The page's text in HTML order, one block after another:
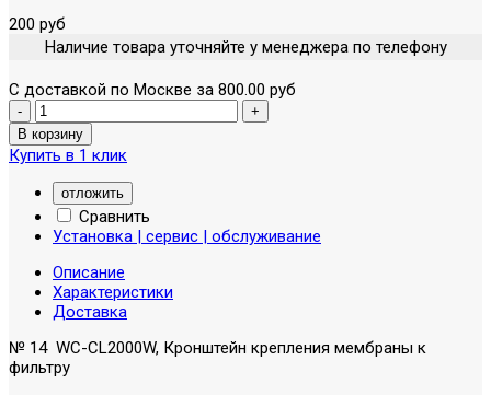
200 руб
Наличие товара уточняйте у менеджера по телефону
С доставкой по Москве за 800.00 руб
Купить в 1 клик
отложить
Сравнить
Установка | сервис | обслуживание
Описание
Характеристики
Доставка
№ 14 WC-CL2000W, Кронштейн крепления мембраны к
фильтру